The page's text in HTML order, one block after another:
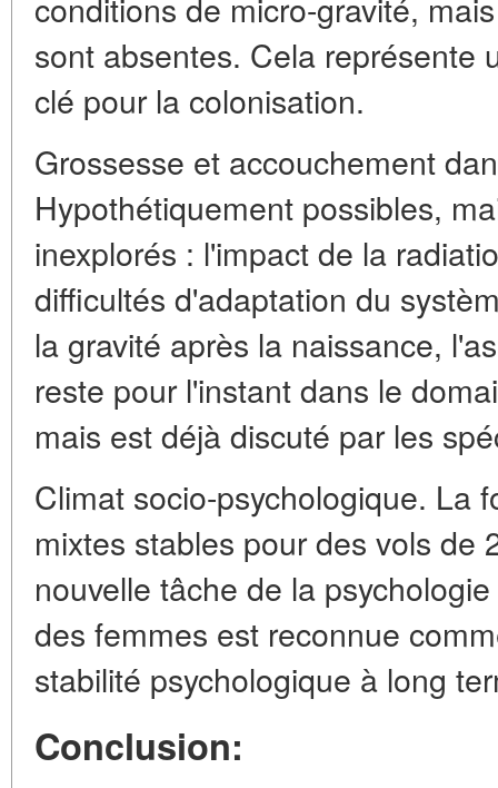
sont absentes. Cela représente
clé pour la colonisation.
Grossesse et accouchement
Hypothétiquement possibles,
inexplorés : l'impact de la
difficultés d'adaptation du
la gravité après la naissance,
reste pour l'instant dans le
mais est déjà discuté par les
Climat socio-psychologique. La
mixtes stables pour des vols de
nouvelle tâche de la
des femmes est reconnue
stabilité psychologique à long
Conclusion: